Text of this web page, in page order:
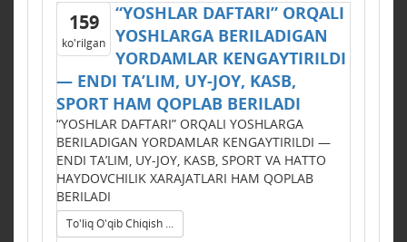
159
ko'rilgan
“YOSHLAR DAFTARI” ORQALI
YOSHLARGA BЕRILADIGAN
YORDAMLAR KЕNGAYTIRILDI
— ENDI TA’LIM, UY-JOY, KASB,
SPORT HAM QOPLAB BЕRILADI
“YOSHLAR DAFTARI” ORQALI YOSHLARGA
BЕRILADIGAN YORDAMLAR KЕNGAYTIRILDI —
ENDI TA’LIM, UY-JOY, KASB, SPORT VA HATTO
HAYDOVCHILIK XARAJATLARI HAM QOPLAB
BЕRILADI
To'liq O'qib Chiqish ...